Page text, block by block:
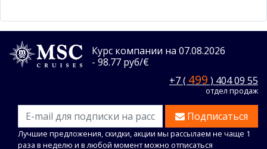
Курс компании на 07.08.2026
- 98.77 руб/€
+7 ( 499 ) 404 09 55
отдел продаж
Подписаться
Лучшие предложения, скидки, акции мы рассылаем не чаще 1
раза в неделю и в любой момент можно отписаться